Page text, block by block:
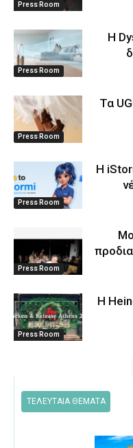
Press Room
Press Room
Η
Press Room
Τα
Press Room
Η
Press Room
Press Room
Η
ΤΕΛΕΥΤΑΙΑ ΘΕΜΑΤΑ